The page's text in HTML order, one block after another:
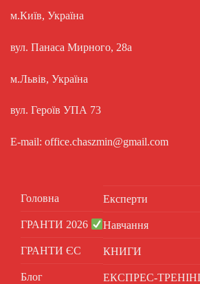
м.Київ, Україна
вул. Панаса Мирного, 28а
м.Львів, Україна
вул. Героїв УПА 73
E-mail: office.chaszmin@gmail.com
Головна
ГРАНТИ 2026
ГРАНТИ ЄС
Блог
Експерти
Навчання
КНИГИ
ЕКСПРЕС-